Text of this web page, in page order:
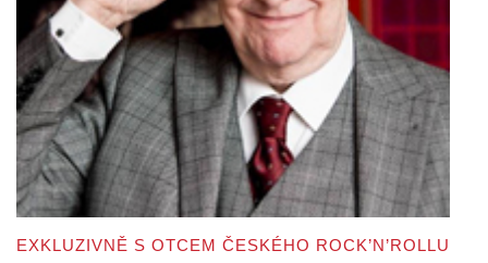
EXKLUZIVNĚ S OTCEM ČESKÉHO ROCK’N’ROLLU